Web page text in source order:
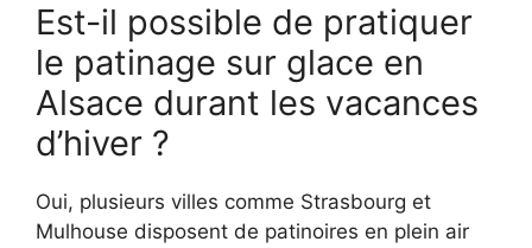
Est-il possible de pratiquer
le patinage sur glace en
Alsace durant les vacances
d’hiver ?
Oui, plusieurs villes comme Strasbourg et
Mulhouse disposent de patinoires en plein air